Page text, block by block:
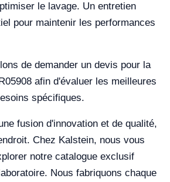
le lavage. Un entretien
pour maintenir les performances
de demander un devis pour la
afin d'évaluer les meilleures
spécifiques.
fusion d'innovation et de qualité,
Chez Kalstein, nous vous
notre catalogue exclusif
Nous fabriquons chaque